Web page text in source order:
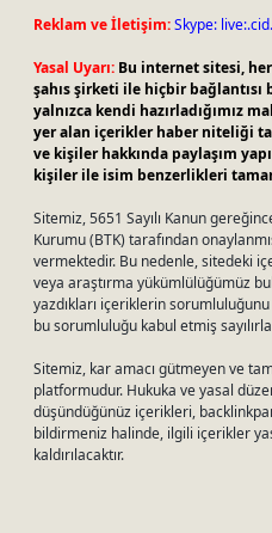
Reklam ve İletişim:Skype:
Yasal Uyarı: Bu internet sitesi,
şahıs şirketi ile hiçbir
yalnızca kendi hazırladığımız
yer alan içerikler haber niteliği
ve kişiler hakkında paylaşım
kişiler ile isim benzerlikleri
Sitemiz, 5651 Sayılı Kanun
Kurumu (BTK) tarafından
vermektedir. Bu nedenle, sitedeki
veya araştırma yükümlülüğümüz
yazdıkları içeriklerin
bu sorumluluğu kabul etmiş
Sitemiz, kar amacı gütmeyen ve
platformudur. Hukuka ve yasal
düşündüğünüz içerikleri,
bildirmeniz halinde, ilgili içerikler
kaldırılacaktır.